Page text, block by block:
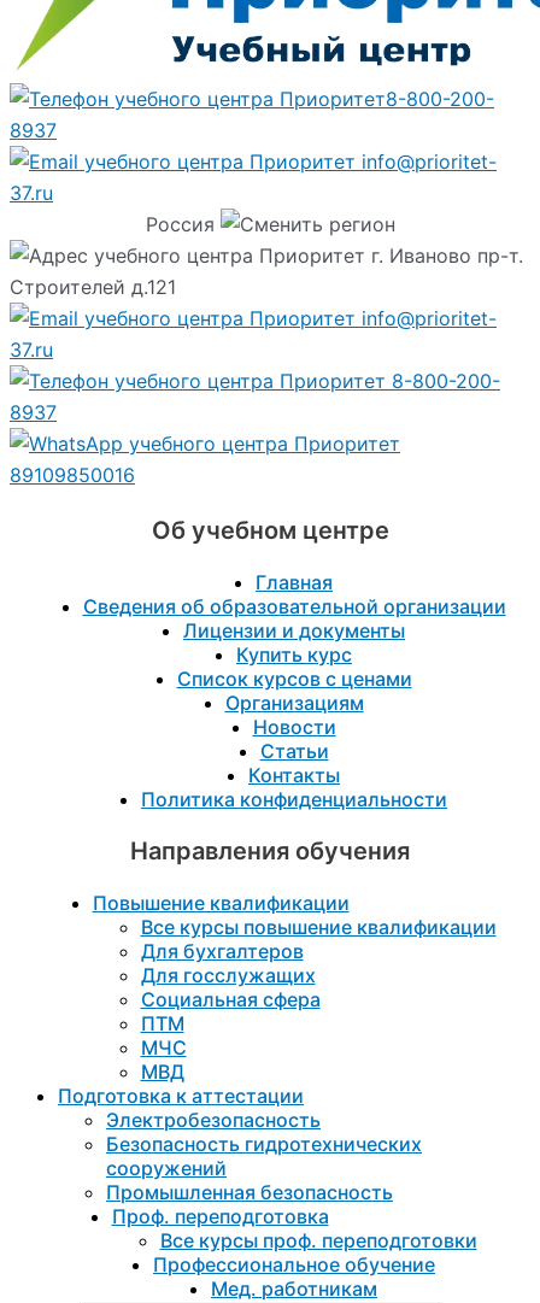
8-800-200-
8937
info@prioritet-
37.ru
Россия
г. Иваново пр-т.
Строителей д.121
info@prioritet-
37.ru
8-800-200-
8937
89109850016
Об учебном центре
Главная
Сведения об образовательной организации
Лицензии и документы
Купить курс
Список курсов с ценами
Организациям
Новости
Статьи
Контакты
Политика конфиденциальности
Направления обучения
Повышение квалификации
Все курсы повышение квалификации
Для бухгалтеров
Для госслужащих
Социальная сфера
ПТМ
МЧС
МВД
Подготовка к aттестации
Электробезопасность
Безопасность гидротехнических
сооружений
Промышленная безопасность
Проф. переподготовка
Все курсы проф. переподготовки
Профессиональное обучение
Мед. работникам